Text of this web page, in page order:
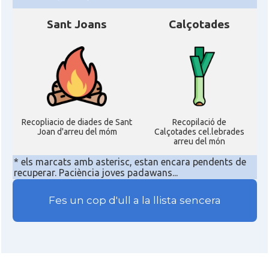
Sant Joans
Recopliacio de diades de Sant
Joan d'arreu del móm
Calçotades
Recopilació de
Calçotades cel.lebrades
arreu del món
* els marcats amb asterisc, estan encara pendents de
recuperar. Paciència joves padawans...
Fes un cop d'ull a la llista sencera